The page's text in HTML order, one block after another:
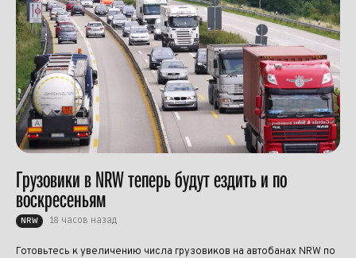
Грузовики в NRW теперь будут ездить и по
воскресеньям
NRW 18 часов назад
Готовьтесь к увеличению числа грузовиков на автобанах NRW по